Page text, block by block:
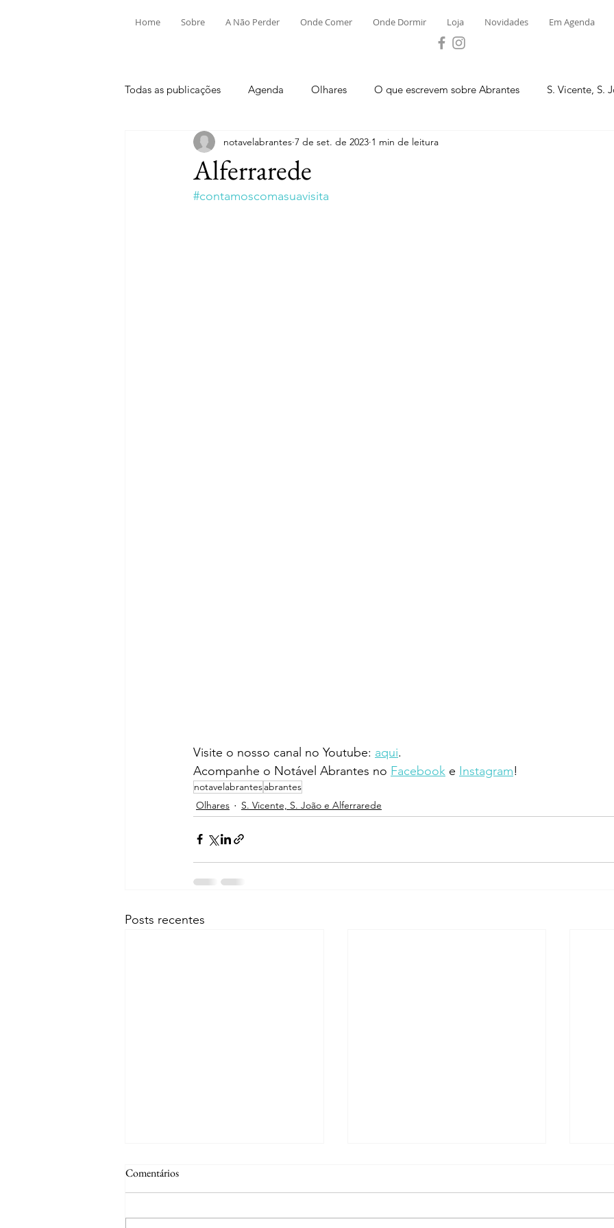
Home Sobre A Não Perder Onde Comer Onde Dormir Loja Novidades Em Agenda
Todas as publicações Agenda Olhares O que escrevem sobre Abrantes S. Vicente, S.
Aldeia do Mato e Souto Alvega e Concavada Bemposta
Mouriscas Pego Rio de Moinhos
Alferrarede
notavelabrantes 7 de set. de 2023 1 min de leitura
#contamoscomasuavisita
Visite o nosso canal no Youtube: aqui.
Acompanhe o Notável Abrantes no Facebook e Instagram!
notavelabrantesabrantes
Olhares
S. Vicente, S. João e Alferrarede
Posts recentes
Comentários